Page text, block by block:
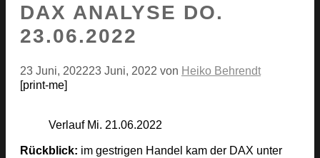
DAX ANALYSE DO.
23.06.2022
23 Juni, 202223 Juni, 2022 von Heiko Behrendt
[print-me]
Verlauf Mi. 21.06.2022
Rückblick: im gestrigen Handel kam der DAX unter